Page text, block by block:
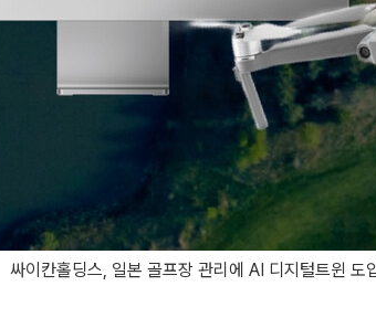
싸이칸홀딩스, 일본 골프장 관리에 AI 디지털트윈 도